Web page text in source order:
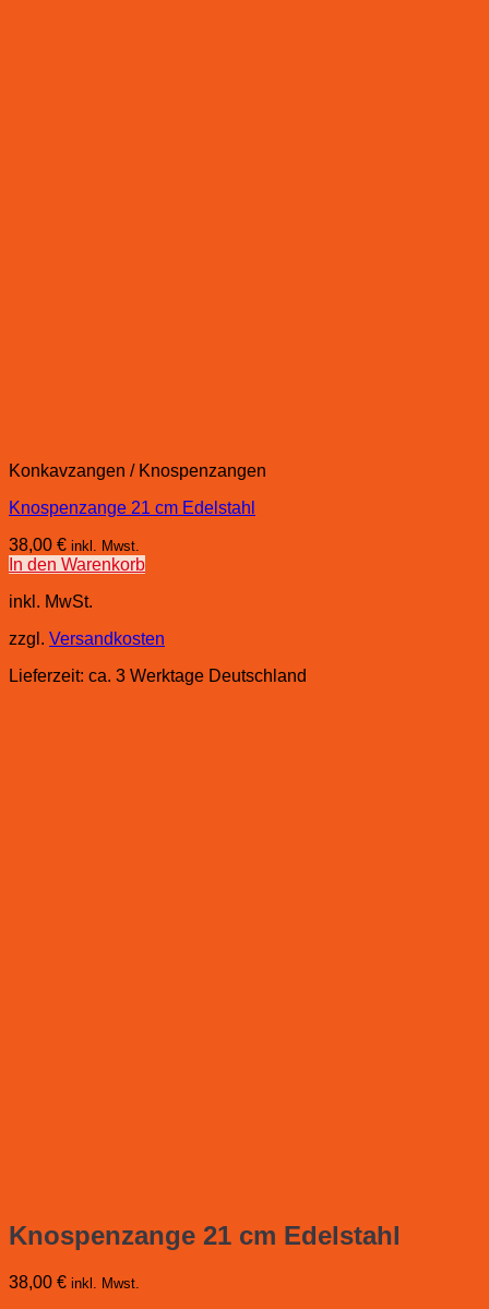
Konkavzangen / Knospenzangen
Knospenzange 21 cm Edelstahl
38,00 € inkl. Mwst.
In den Warenkorb
inkl. MwSt.
zzgl. Versandkosten
Lieferzeit: ca. 3 Werktage Deutschland
Knospenzange 21 cm Edelstahl
38,00 € inkl. Mwst.